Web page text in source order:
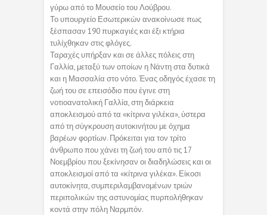
γύρω από το Μουσείο του Λούβρου.
Το υπουργείο Εσωτερικών ανακοίνωσε πως
ξέσπασαν 190 πυρκαγιές και έξι κτήρια
τυλίχθηκαν στις φλόγες.
Ταραχές υπήρξαν και σε άλλες πόλεις στη
Γαλλία, μεταξύ των οποίων η Νάντη στα δυτικά
και η Μασσαλία στο νότο. Ένας οδηγός έχασε τη
ζωή του σε επεισόδιο που έγινε στη
νοτιοανατολική Γαλλία, στη διάρκεια
αποκλεισμού από τα «κίτρινα γιλέκα», ύστερα
από τη σύγκρουση αυτοκινήτου με όχημα
βαρέων φορτίων. Πρόκειται για τον τρίτο
άνθρωπο που χάνει τη ζωή του από τις 17
Νοεμβρίου που ξεκίνησαν οι διαδηλώσεις και οι
αποκλεισμοί από τα «κίτρινα γιλέκα». Είκοσι
αυτοκίνητα, συμπεριλαμβανομένων τριών
περιπολικών της αστυνομίας πυρπολήθηκαν
κοντά στην πόλη Ναρμπόν.